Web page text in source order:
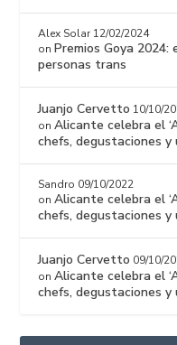
Alex Solar 12/02/2024
on Premios Goya
personas trans
Juanjo Cervetto 10/10/
onAlicante celebra el
chefs, degustaciones
Sandro 09/10/2022
onAlicante celebra el
chefs, degustaciones
Juanjo Cervetto 09/10/
onAlicante celebra el
chefs, degustaciones